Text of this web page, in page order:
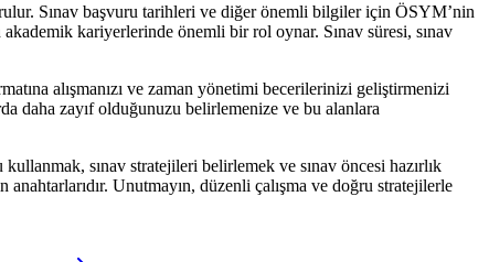
Sınav başvuru tarihleri ve diğer önemli bilgiler için ÖSYM’nin
kariyerlerinde önemli bir rol oynar. Sınav süresi, sınav
alışmanızı ve zaman yönetimi becerilerinizi geliştirmenizi
daha zayıf olduğunuzu belirlemenize ve bu alanlara
sınav stratejileri belirlemek ve sınav öncesi hazırlık
anahtarlarıdır. Unutmayın, düzenli çalışma ve doğru stratejilerle